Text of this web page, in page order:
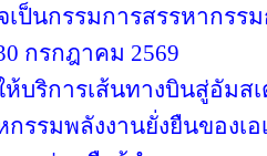
เป็นกรรมการสรรหากรร
กรกฎาคม 2569
ห้บริการเส้นทางบินสู่อัมส
รรมพลังงานยั่งยืนของเอเ